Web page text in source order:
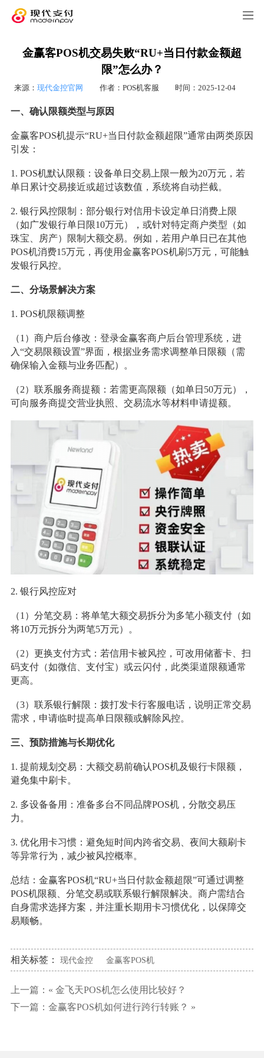
金赢客POS机交易失败“RU+当日付款金额超
限”怎么办？
来源： 现代金控官网 作者：POS机客服 时间：2025-12-04
一、确认限额类型与原因
金赢客POS机提示“RU+当日付款金额超限”通常由两类原因
引发：
1. POS机默认限额：设备单日交易上限一般为20万元，若
单日累计交易接近或超过该数值，系统将自动拦截。
2. 银行风控限制：部分银行对信用卡设定单日消费上限
（如广发银行单日限10万元），或针对特定商户类型（如
珠宝、房产）限制大额交易。例如，若用户单日已在其他
POS机消费15万元，再使用金赢客POS机刷5万元，可能触
发银行风控。
二、分场景解决方案
1. POS机限额调整
（1）商户后台修改：登录金赢客商户后台管理系统，进
入“交易限额设置”界面，根据业务需求调整单日限额（需
确保输入金额与业务匹配）。
（2）联系服务商提额：若需更高限额（如单日50万元），
可向服务商提交营业执照、交易流水等材料申请提额。
2. 银行风控应对
（1）分笔交易：将单笔大额交易拆分为多笔小额支付（如
将10万元拆分为两笔5万元）。
（2）更换支付方式：若信用卡被风控，可改用储蓄卡、扫
码支付（如微信、支付宝）或云闪付，此类渠道限额通常
更高。
（3）联系银行解限：拨打发卡行客服电话，说明正常交易
需求，申请临时提高单日限额或解除风控。
三、预防措施与长期优化
1. 提前规划交易：大额交易前确认POS机及银行卡限额，
避免集中刷卡。
2. 多设备备用：准备多台不同品牌POS机，分散交易压
力。
3. 优化用卡习惯：避免短时间内跨省交易、夜间大额刷卡
等异常行为，减少被风控概率。
总结：金赢客POS机“RU+当日付款金额超限”可通过调整
POS机限额、分笔交易或联系银行解限解决。商户需结合
自身需求选择方案，并注重长期用卡习惯优化，以保障交
易顺畅。
相关标签： 现代金控 金赢客POS机
上一篇：« 金飞天POS机怎么使用比较好？
下一篇： 金赢客POS机如何进行跨行转账？ »